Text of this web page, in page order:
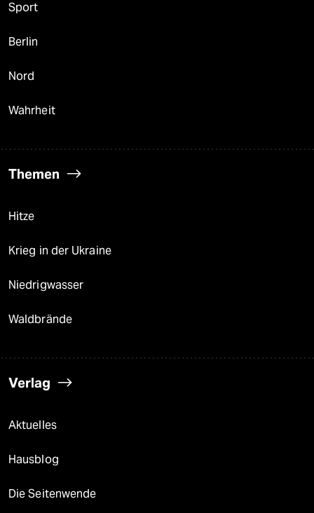
Sport
Berlin
Nord
Wahrheit
Themen
Hitze
Krieg in der Ukraine
Niedrigwasser
Waldbrände
Verlag
Aktuelles
Hausblog
Die Seitenwende